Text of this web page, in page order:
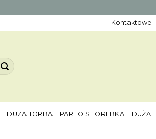
Kontaktowe
DUZA TORBA PARFOIS TOREBKA DUŻA